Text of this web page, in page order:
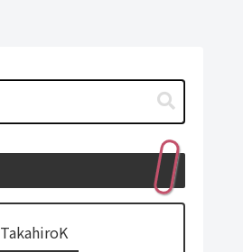
TakahiroK